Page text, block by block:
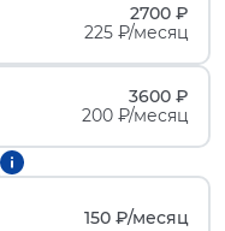
2700 ₽
225 ₽/месяц
3600 ₽
200 ₽/месяц
150 ₽/месяц